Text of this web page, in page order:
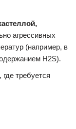
агрессивных
(например, в
H2S).
требуется